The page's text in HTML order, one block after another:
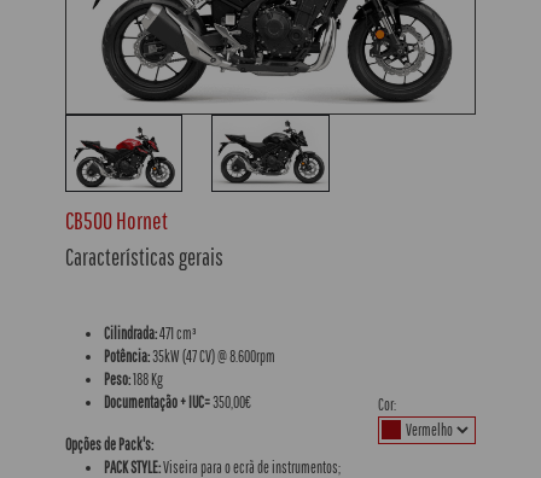
CB500 Hornet
Características gerais
Cilindrada:471 cm³
Potência:35kW (47 CV) @ 8.600rpm
Peso:188 Kg
Documentação + IUC=350,00€
Opções de Pack's:
PACK STYLE:Viseira para o ecrã de instrumentos;
Cor: